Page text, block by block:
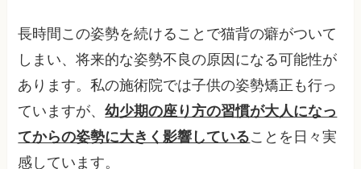
長時間この姿勢を続けることで猫背の癖がついて
しまい、将来的な姿勢不良の原因になる可能性が
あります。私の施術院では子供の姿勢矯正も行っ
ていますが、幼少期の座り方の習慣が大人になっ
てからの姿勢に大きく影響していることを日々実
感しています。